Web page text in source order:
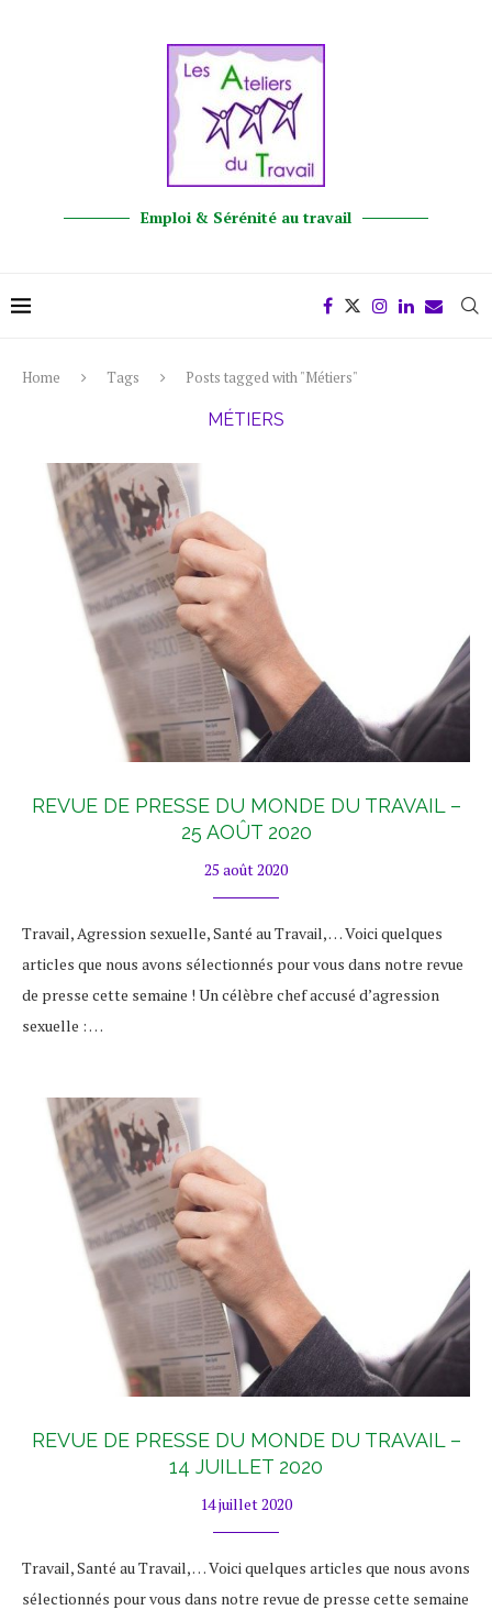
Emploi & Sérénité au travail
Home Tags Posts tagged with "Métiers"
MÉTIERS
REVUE DE PRESSE DU MONDE DU TRAVAIL –
25 AOÛT 2020
25 août 2020
Travail, Agression sexuelle, Santé au Travail, … Voici quelques
articles que nous avons sélectionnés pour vous dans notre revue
de presse cette semaine ! Un célèbre chef accusé d’agression
sexuelle : …
REVUE DE PRESSE DU MONDE DU TRAVAIL –
14 JUILLET 2020
14 juillet 2020
Travail, Santé au Travail, … Voici quelques articles que nous avons
sélectionnés pour vous dans notre revue de presse cette semaine